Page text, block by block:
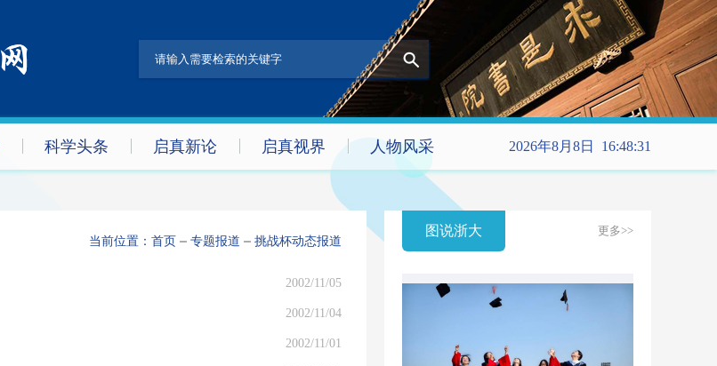
科学头条 启真新论 启真视界 人物风采 2026年8月8日 16:48:31
当前位置： 首页 专题报道 挑战杯动态报道
2002/11/05
2002/11/04
2002/11/01
图说浙大 更多>>